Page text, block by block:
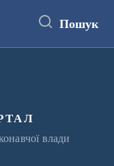
Пошук
влади